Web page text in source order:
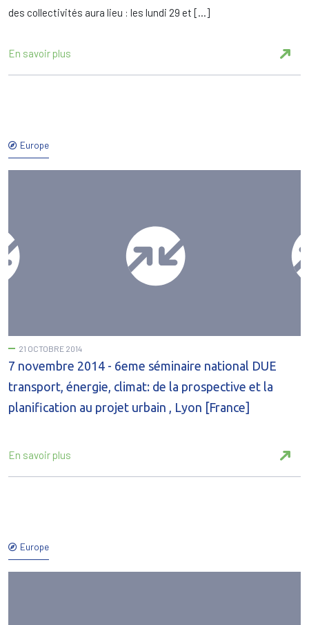
des collectivités aura lieu : les lundi 29 et […]
En savoir plus
Europe
21 OCTOBRE 2014
7 novembre 2014 - 6eme séminaire national DUE
transport, énergie, climat: de la prospective et la
planification au projet urbain , Lyon [France]
En savoir plus
Europe